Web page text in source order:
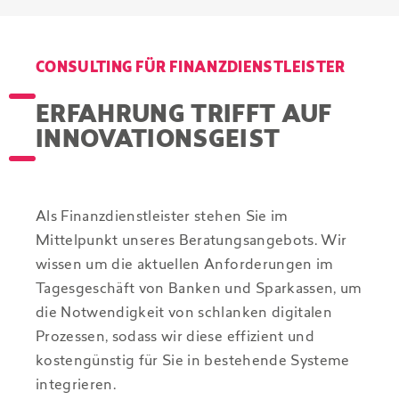
CONSULTING FÜR FINANZ­DIENSTLEISTER
ERFAHRUNG TRIFFT AUF
INNOVATIONSGEIST
Als Finanzdienstleister stehen Sie im
Mittelpunkt unseres Beratungsangebots. Wir
wissen um die aktuellen Anforderungen im
Tagesgeschäft von Banken und Sparkassen, um
die Notwendigkeit von schlanken digitalen
Prozessen, sodass wir diese effizient und
kostengünstig für Sie in bestehende Systeme
integrieren.